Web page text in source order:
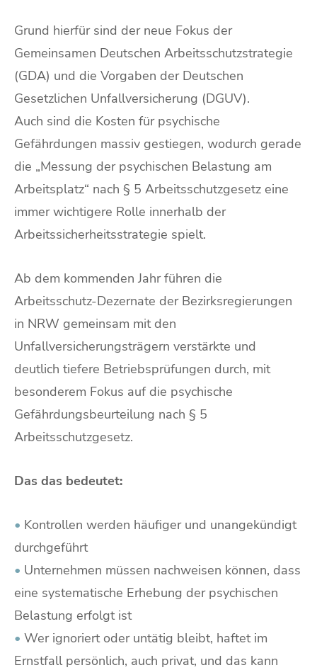
Grund hierfür sind der neue Fokus der
Gemeinsamen Deutschen Arbeitsschutzstrategie
(GDA) und die Vorgaben der Deutschen
Gesetzlichen Unfallversicherung (DGUV).
Auch sind die Kosten für psychische
Gefährdungen massiv gestiegen, wodurch gerade
die „Messung der psychischen Belastung am
Arbeitsplatz“ nach § 5 Arbeitsschutzgesetz eine
immer wichtigere Rolle innerhalb der
Arbeitssicherheitsstrategie spielt.
Ab dem kommenden Jahr führen die
Arbeitsschutz-Dezernate der Bezirksregierungen
in NRW gemeinsam mit den
Unfallversicherungsträgern verstärkte und
deutlich tiefere Betriebsprüfungen durch, mit
besonderem Fokus auf die psychische
Gefährdungsbeurteilung nach § 5
Arbeitsschutzgesetz.
Das das bedeutet:
• Kontrollen werden häufiger und unangekündigt
durchgeführt
• Unternehmen müssen nachweisen können, dass
eine systematische Erhebung der psychischen
Belastung erfolgt ist
• Wer ignoriert oder untätig bleibt, haftet im
Ernstfall persönlich, auch privat, und das kann